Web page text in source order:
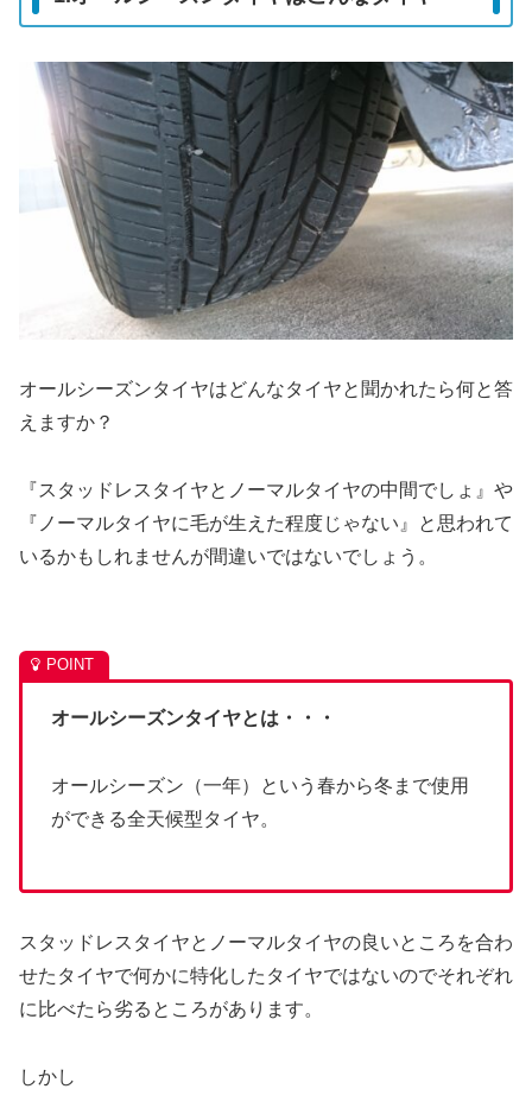
オールシーズンタイヤはどんなタイヤと聞かれたら何と答
えますか？
『スタッドレスタイヤとノーマルタイヤの中間でしょ』や
『ノーマルタイヤに毛が生えた程度じゃない』と思われて
いるかもしれませんが間違いではないでしょう。
オールシーズンタイヤとは・・・
オールシーズン（一年）という春から冬まで使用
ができる全天候型タイヤ。
スタッドレスタイヤとノーマルタイヤの良いところを合わ
せたタイヤで何かに特化したタイヤではないのでそれぞれ
に比べたら劣るところがあります。
しかし